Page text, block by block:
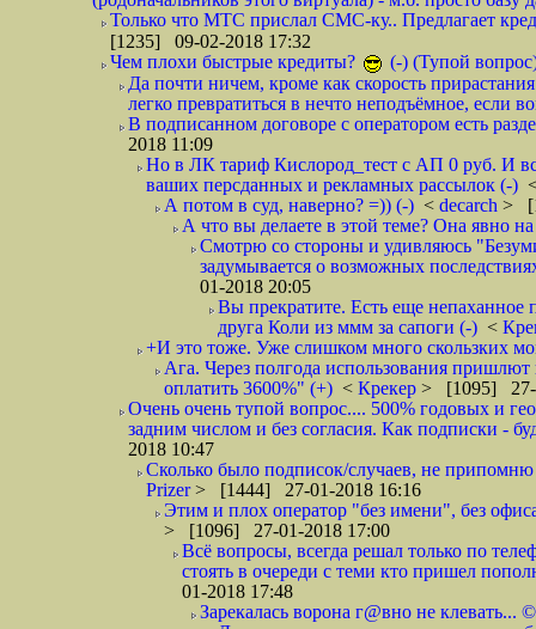
Только что МТС прислал СМС-ку.. Предлагает
[1235] 09-02-2018 17:32
Чем плохи быстрые кредиты?
(-) (Тупой
Да почти ничем, кроме как скорость
легко превратиться в нечто неподъёмное, если
В подписанном договоре с оператором есть
2018 11:09
Но в ЛК тариф Кислород_тест с АП 0 руб. И
ваших персданных и рекламных рассылок (-)
А потом в суд, наверно? =)) (-) < decarch >
А что вы делаете в этой теме? Она явно
Смотрю со стороны и удивляюсь
задумывается о возможных
01-2018 20:05
Вы прекратите. Есть еще непаханное
друга Коли из ммм за сапоги (-) <
+И это тоже. Уже слишком много скользких
Ага. Через полгода использования
оплатить 3600%" (+) < Крекер > [1095] 27-
Очень очень тупой вопрос.... 500% годовых и
задним числом и без согласия. Как подписки -
2018 10:47
Сколько было подписок/случаев, не
Prizer> [1444] 27-01-2018 16:16
Этим и плох оператор "без имени", без
> [1096] 27-01-2018 17:00
Всё вопросы, всегда решал только по
стоять в очереди с теми кто пришел
01-2018 17:48
Зарекалась ворона г@вно не клевать...